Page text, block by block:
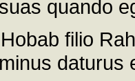
quando
filio